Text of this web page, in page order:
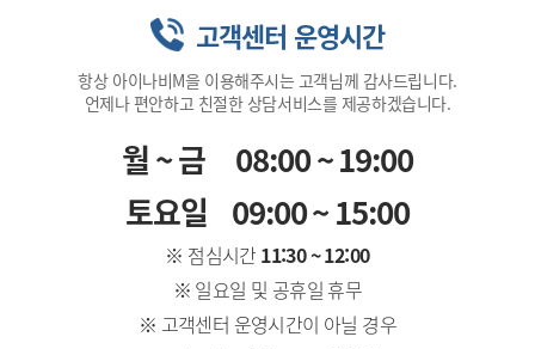
고객센터 운영시간
항상 아이나비M을 이용해주시는 고객님께 감사드립니다.
언제나 편안하고 친절한 상담서비스를 제공하겠습니다.
월~금
08:00 ~ 19:00
토요일
09:00 ~ 15:00
※ 점심시간 11:30 ~ 12:00
※ 일요일 및 공휴일 휴무
※ 고객센터 운영시간이 아닐 경우